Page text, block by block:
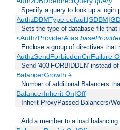
Specify a query to look up a login
AuthzDBMType
Sets the type of database file
<AuthzProviderAlias
Enclose a group of directives that
AuthzSendForbiddenOnFailure
Send '403 FORBIDDEN' instead
BalancerGrowth #
Number of additional Balancers
BalancerInherit On|Off
Inherit ProxyPassed Balancers/
Add a member to a load balancing